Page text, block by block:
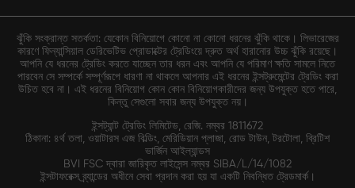
ঝুঁকি সংক্রান্ত সতর্কতা: যেকোন বিনিয়োগে কোনো না কোনো ধরনের ঝুঁকি থাকে। লিভারেজের
কারণে ফিন্যান্সিয়াল ডেরিভেটিভ প্রোডাক্টের ট্রেডিংয়ে দ্রুত অর্থ হারানোর উচ্চ ঝুঁকি রয়েছে।
আপনি যে ধরনের ট্রেডিং করতে যাচ্ছেন তার ধরন এবং আপনি যে পরিমাণ ক্ষতি সামলে নিতে
পারবেন সে সম্পর্কে সম্পূর্ণরূপে ধারণা না থাকলে আপনার এই ধরনের ইন্সট্রুমেন্টের ট্রেডিং করা
উচিত হবে না। এই ধরনের বিনিয়োগ কোন কোন বিনিয়োগকারীদের জন্য উপযুক্ত হতে পারে,
কিন্তু সেগুলো সবার জন্য উপযুক্ত নয়।
ইন্সট্যান্ট ট্রেডিং লিমিটেড, রেজি. নম্বর 1811672
ঠিকানা: ৪র্থ তলা, ওয়াটারস এজ বিল্ডিং, মেরিডিয়ান প্লাজা, রোড টাউন, টরটোলা, ব্রিটিশ
ভার্জিন আইল্যান্ডস
BVI FSC দ্বারা জারিকৃত লাইসেন্স নম্বর SIBA/L/14/1082
ইন্সটাফরেক্স ব্র্যান্ডের অধীনে সেবা প্রদান করা হয় যা একটি নিবন্ধিত ট্রেডমার্ক।